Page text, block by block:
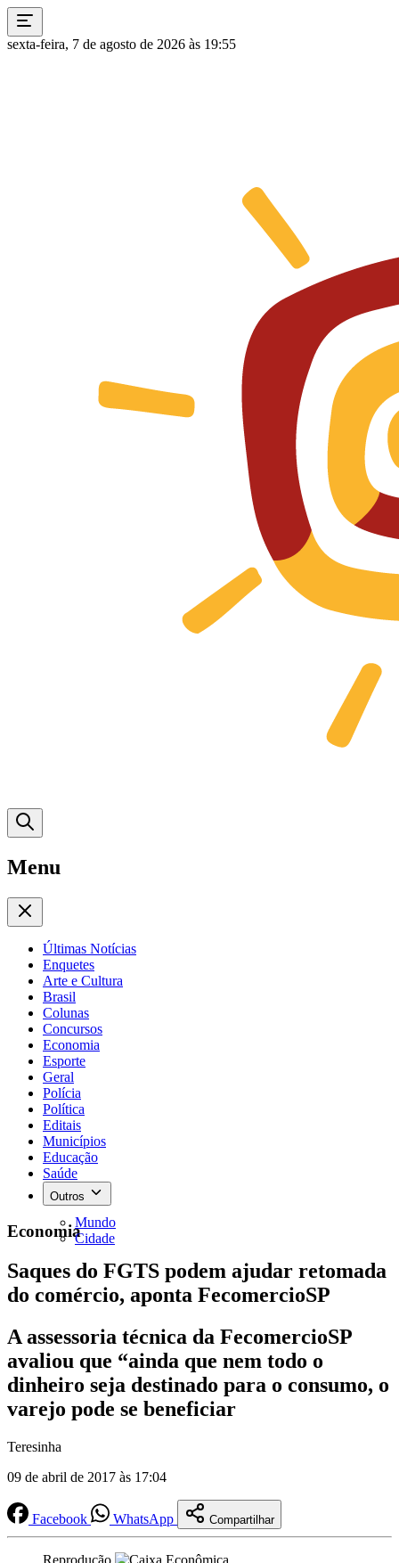
sexta-feira, 7 de agosto de 2026 às 19:55
Menu
Últimas Notícias
Enquetes
Arte e Cultura
Brasil
Colunas
Concursos
Economia
Esporte
Geral
Polícia
Política
Editais
Municípios
Educação
Saúde
Outros
Mundo
Cidade
Economia
Saques do FGTS podem ajudar retomada
do comércio, aponta FecomercioSP
A assessoria técnica da FecomercioSP
avaliou que “ainda que nem todo o
dinheiro seja destinado para o consumo, o
varejo pode se beneficiar
Teresinha
09 de abril de 2017 às 17:04
Facebook WhatsApp Compartilhar